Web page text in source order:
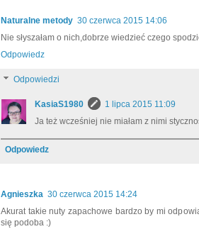
Naturalne metody 30 czerwca 2015 14:06
Nie słyszałam o nich,dobrze wiedzieć czego
Odpowiedz
Odpowiedzi
KasiaS1980
1 lipca 2015 11:09
Ja też wcześniej nie miałam z nimi
Odpowiedz
Agnieszka 30 czerwca 2015 14:24
Akurat takie nuty zapachowe bardzo by mi
się podoba :)